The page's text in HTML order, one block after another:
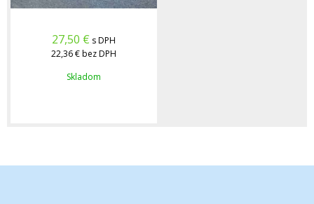
27,50 € s DPH
22,36 €bez DPH
Skladom